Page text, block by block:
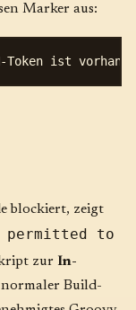
Marker aus:
blockiert, zeigt
to
zur In-
normaler Build-